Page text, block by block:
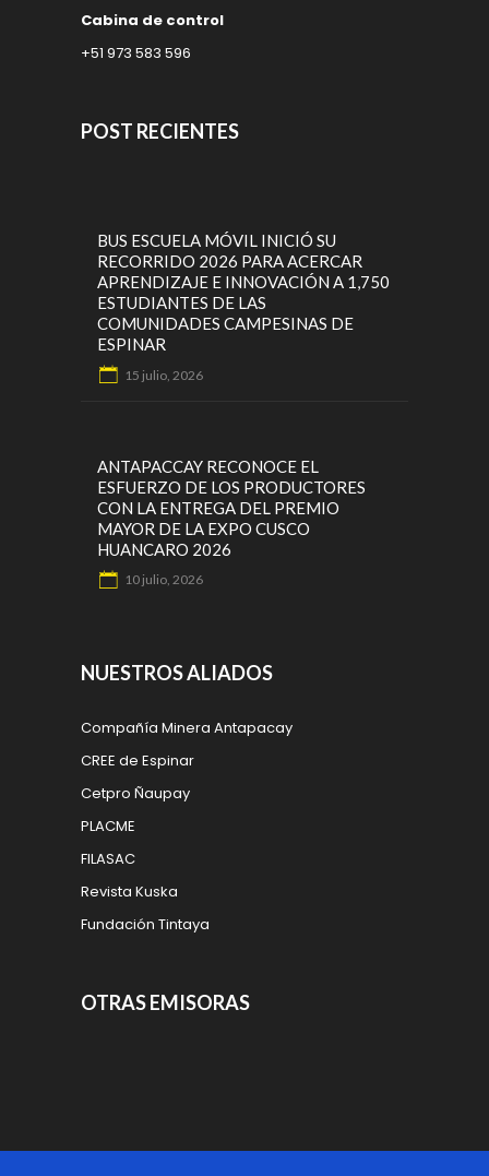
Cabina de control
+51 973 583 596
POST RECIENTES
BUS ESCUELA MÓVIL INICIÓ SU
RECORRIDO 2026 PARA ACERCAR
APRENDIZAJE E INNOVACIÓN A 1,750
ESTUDIANTES DE LAS
COMUNIDADES CAMPESINAS DE
ESPINAR
15 julio, 2026
ANTAPACCAY RECONOCE EL
ESFUERZO DE LOS PRODUCTORES
CON LA ENTREGA DEL PREMIO
MAYOR DE LA EXPO CUSCO
HUANCARO 2026
10 julio, 2026
NUESTROS ALIADOS
Compañía Minera Antapacay
CREE de Espinar
Cetpro Ñaupay
PLACME
FILASAC
Revista Kuska
Fundación Tintaya
OTRAS EMISORAS